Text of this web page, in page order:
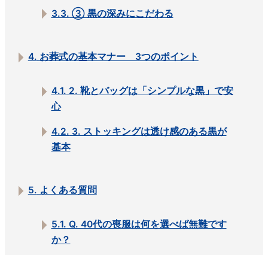
3.3. ③ 黒の深みにこだわる
4. お葬式の基本マナー 3つのポイント
4.1. 2. 靴とバッグは「シンプルな黒」で安
心
4.2. 3. ストッキングは透け感のある黒が
基本
5. よくある質問
5.1. Q. 40代の喪服は何を選べば無難です
か？